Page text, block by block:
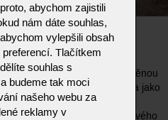
značky Koinor přenáší uvolněnou
k jídelnímu stolu. Navržena jako
BUDDY, zaujme svým velmi
a jemnými liniemi. Podle svého
abychom zajistili
nám dáte souhlas,
vylepšili obsah
Tlačítkem
souhlas s
budeme tak moci
našeho webu za
reklamy v